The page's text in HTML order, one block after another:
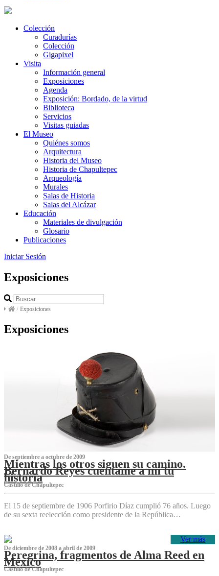
Colección
Curadurías
Colección
Gigapixel
Visita
Información general
Exposiciones
Agenda
Exposición: Bordado, de la virtud
Biblioteca
Servicios
Visitas guiadas
El Museo
Quiénes somos
Arquitectura
Historia del Museo
Historia de Chapultepec
Arqueología
Murales
Salas de Historia
Salas del Alcázar
Educación
Materiales de divulgación
Glosario
Publicaciones
Iniciar Sesión
Exposiciones
/ Exposiciones
Exposiciones
De septiembre a octubre de 2009
Mientras los otros siguen su camino.
Bernardo Reyes cuéntame a mí tu
historia
Castillo de Chapultepec
El 15 de septiembre de 1906 Porfirio Díaz cumplió 76 años. Luego
de su sexta reelección como presidente de la República…
Ver más
De diciembre de 2008 a abril de 2009
Peregrina, fragmentos de Alma Reed en
México
Castillo de Chapultepec